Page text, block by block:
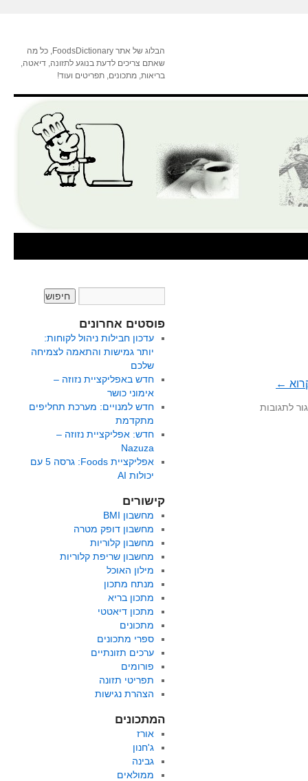
הבלוג של אתר FoodsDictionary, כל מה
שאתם צריכים לדעת בנוגע לתזונה, דיאטה,
בריאות, מתכונים, תפריטים ועוד!
←
לתגובותעל
פוסטים אחרונים
עדכון חבילות ניהול לקוחות:
יותר גמישות והתאמה לצמיחה
שלכם
חדש באפליקציית נזוזה –
אימוני כושר
חדש למנויים: מערכת תחליפים
מתקדמת
חדש: אפליקציית נזוזה –
Nazuza
אפליקציית Foods: גרסה 5 עם
יכולות AI
קישורים
מחשבון BMI
מחשבון דופק מטרה
מחשבון קלוריות
מחשבון שריפת קלוריות
מילון האוכל
מנתח מתכון
מתכון בריא
מתכון דיאטטי
מתכונים
ספרי מתכונים
ערכים תזונתיים
פורומים
תפריטי תזונה
הצהרת נגישות
המתכונים
אורז
ג'חנון
גבינה
ממולאים